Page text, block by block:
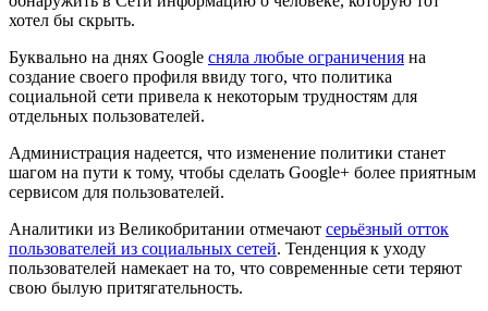
хотел бы скрыть.
Буквально на днях Google сняла любые ограничения на
создание своего профиля ввиду того, что политика
социальной сети привела к некоторым трудностям для
отдельных пользователей.
Администрация надеется, что изменение политики станет
шагом на пути к тому, чтобы сделать Google+ более приятным
сервисом для пользователей.
Аналитики из Великобритании отмечают серьёзный отток
пользователей из социальных сетей. Тенденция к уходу
пользователей намекает на то, что современные сети теряют
свою былую притягательность.